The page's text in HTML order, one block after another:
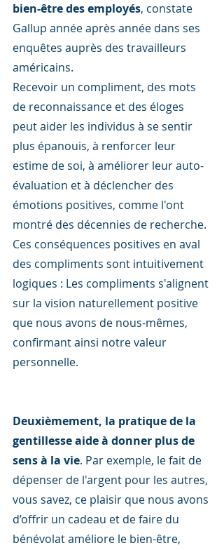
bien-être des employés, constate
Gallup année après année dans ses
enquêtes auprès des travailleurs
américains.
Recevoir un compliment, des mots
de reconnaissance et des éloges
peut aider les individus à se sentir
plus épanouis, à renforcer leur
estime de soi, à améliorer leur auto-
évaluation et à déclencher des
émotions positives, comme l'ont
montré des décennies de recherche.
Ces conséquences positives en aval
des compliments sont intuitivement
logiques : Les compliments s'alignent
sur la vision naturellement positive
que nous avons de nous-mêmes,
confirmant ainsi notre valeur
personnelle.
Deuxièmement, la pratique de la
gentillesse aide à donner plus de
sens à la vie. Par exemple, le fait de
dépenser de l'argent pour les autres,
vous savez, ce plaisir que nous avons
d’offrir un cadeau et de faire du
bénévolat améliore le bien-être,